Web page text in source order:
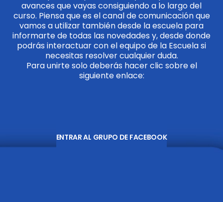
avances que vayas consiguiendo a lo largo del
curso. Piensa que es el canal de comunicación que
vamos a utilizar también desde la escuela para
informarte de todas las novedades y, desde donde
podrás interactuar con el equipo de la Escuela si
necesitas resolver cualquier duda.
Para unirte solo deberás hacer clic sobre el
siguiente enlace:
ENTRAR AL GRUPO DE FACEBOOK